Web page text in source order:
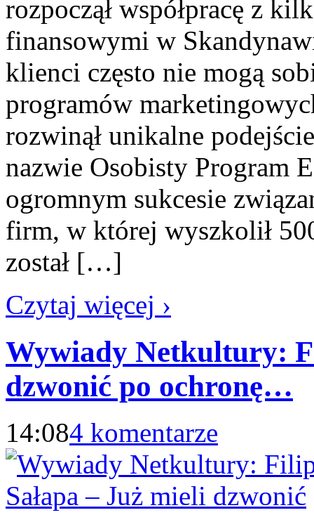
rozpoczął współpracę z
finansowymi w
klienci często nie mogą
programów
rozwinął unikalne
nazwie Osobisty Program
ogromnym sukcesie
firm, w której wyszkolił
został […]
Czytaj więcej ›
Wywiady Netkultury:
dzwonić po ochronę…
14:084 komentarze